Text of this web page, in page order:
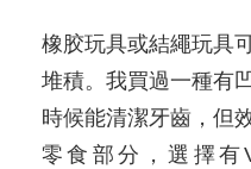
橡胶玩具或結繩玩具
堆積。我買過一種有
時候能清潔牙齒，但
零食部分，選擇有